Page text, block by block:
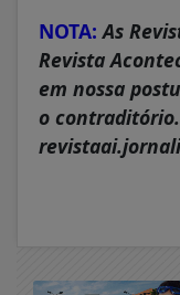
NOTA: As
Revista
em nossa
o contraditório.